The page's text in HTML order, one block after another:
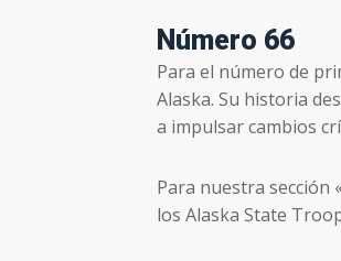
Número 66
Para el número de
Alaska. Su historia
a impulsar cambios
Para nuestra sección
los Alaska State